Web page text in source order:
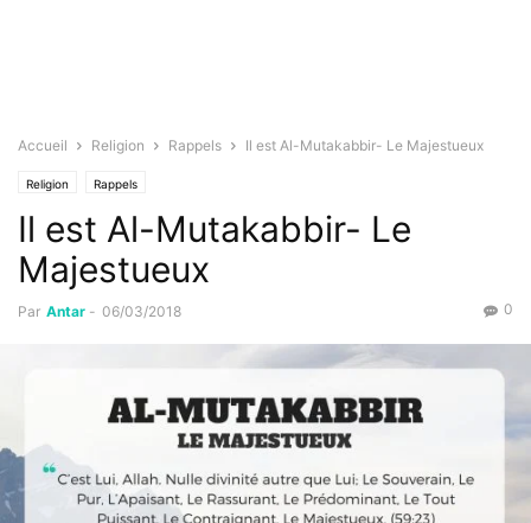
Accueil Religion Rappels Il est Al-Mutakabbir- Le Majestueux
Religion Rappels
Il est Al-Mutakabbir- Le
Majestueux
Par Antar - 06/03/2018 0